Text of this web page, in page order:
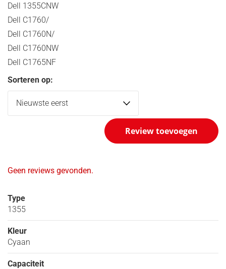
Dell 1355CNW
Dell C1760/
Dell C1760N/
Dell C1760NW
Dell C1765NF
Sorteren op:
Review toevoegen
Geen reviews gevonden.
Type
1355
Kleur
Cyaan
Capaciteit